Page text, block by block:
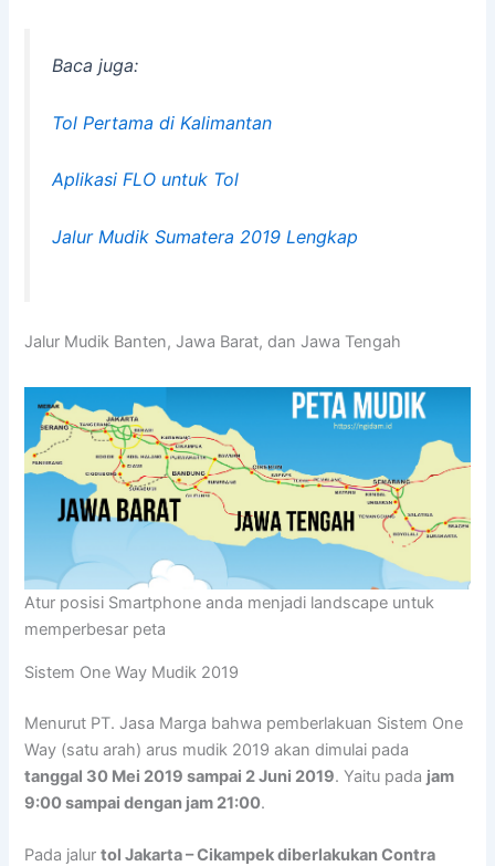
Baca juga:
Tol Pertama di Kalimantan
Aplikasi FLO untuk Tol
Jalur Mudik Sumatera 2019 Lengkap
Jalur Mudik Banten, Jawa Barat, dan Jawa Tengah
Atur posisi Smartphone anda menjadi landscape untuk
memperbesar peta
Sistem One Way Mudik 2019
Menurut PT. Jasa Marga bahwa pemberlakuan Sistem One
Way (satu arah) arus mudik 2019 akan dimulai pada
tanggal 30 Mei 2019 sampai 2 Juni 2019. Yaitu pada jam
9:00 sampai dengan jam 21:00.
Pada jalurtol Jakarta – Cikampek diberlakukan Contra